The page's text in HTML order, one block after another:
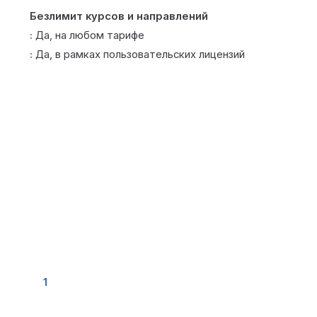
Безлимит курсов и направлений
Да, на любом тарифе
Да, в рамках пользовательских лицензий
1